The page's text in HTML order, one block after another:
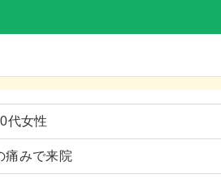
代女性
痛みで来院